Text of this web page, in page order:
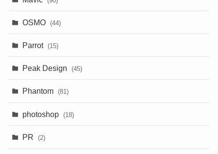
OSMO (44)
Parrot (15)
Peak Design (45)
Phantom (81)
photoshop (18)
PR (2)